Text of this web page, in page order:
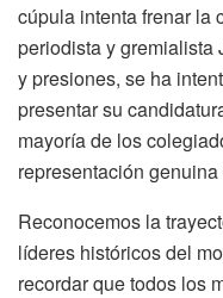
cúpula intenta frenar la
periodista y gremialista
y presiones, se ha
presentar su
mayoría de los
representación
Reconocemos la
líderes históricos del
recordar que todos los